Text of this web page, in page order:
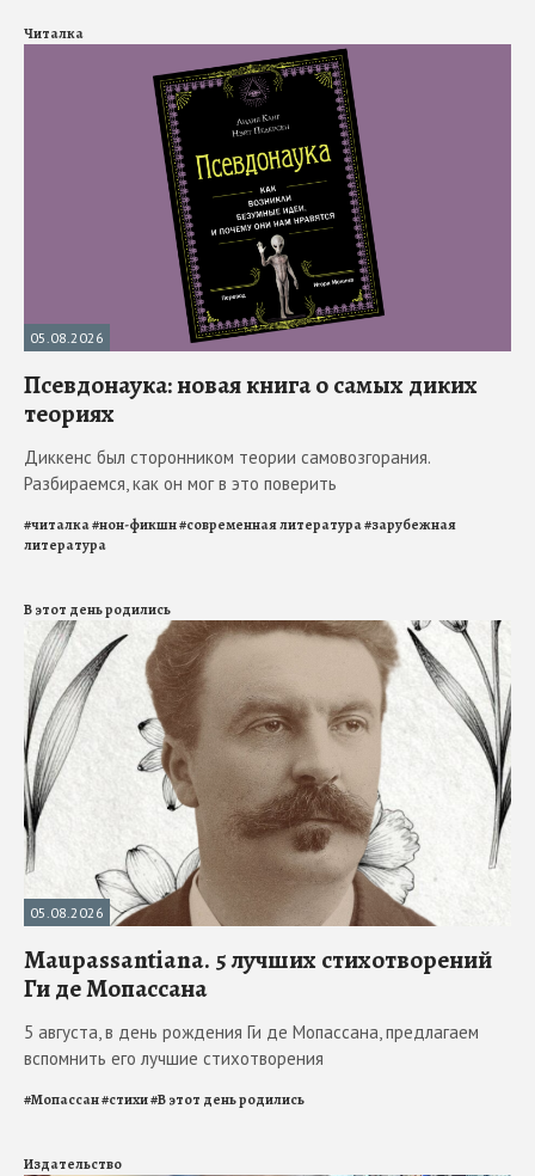
Читалка
05.08.2026
Псевдонаука: новая книга о самых диких
теориях
Диккенс был сторонником теории самовозгорания.
Разбираемся, как он мог в это поверить
#читалка#нон-фикшн#современная литература#зарубежная
литература
В этот день родились
05.08.2026
Maupassantiana. 5 лучших стихотворений
Ги де Мопассана
5 августа, в день рождения Ги де Мопассана, предлагаем
вспомнить его лучшие стихотворения
#Мопассан#стихи#В этот день родились
Издательство